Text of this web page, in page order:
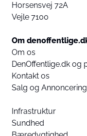
Horsensvej 72A
Vejle 7100
Om
Om os
DenOffentlige.dk og
Kontakt os
Salg og Annoncering
Infrastruktur
Sundhed